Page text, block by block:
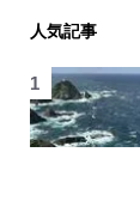
人気記事